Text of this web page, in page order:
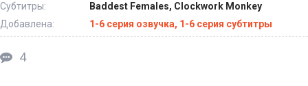
Субтитры:
Baddest Females, Clockwork Monkey
Добавлена:
1-6 серия озвучка, 1-6 серия субтитры
4